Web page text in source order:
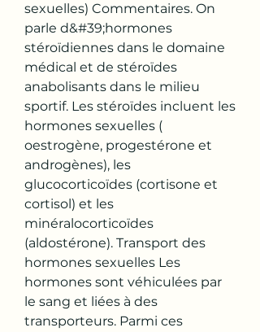
sexuelles) Commentaires. On
parle d&#39;hormones
stéroïdiennes dans le domaine
médical et de stéroïdes
anabolisants dans le milieu
sportif. Les stéroïdes incluent les
hormones sexuelles (
oestrogène, progestérone et
androgènes), les
glucocorticoïdes (cortisone et
cortisol) et les
minéralocorticoïdes
(aldostérone). Transport des
hormones sexuelles Les
hormones sont véhiculées par
le sang et liées à des
transporteurs. Parmi ces